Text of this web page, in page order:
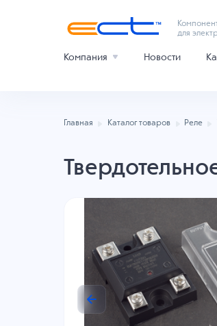
для
Компания Новости
Главная Каталог товаров Реле